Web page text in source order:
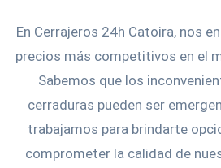
En Cerrajeros 24h Catoira, nos
precios más competitivos en el
Sabemos que los
cerraduras pueden ser
trabajamos para brindarte
comprometer la calidad de